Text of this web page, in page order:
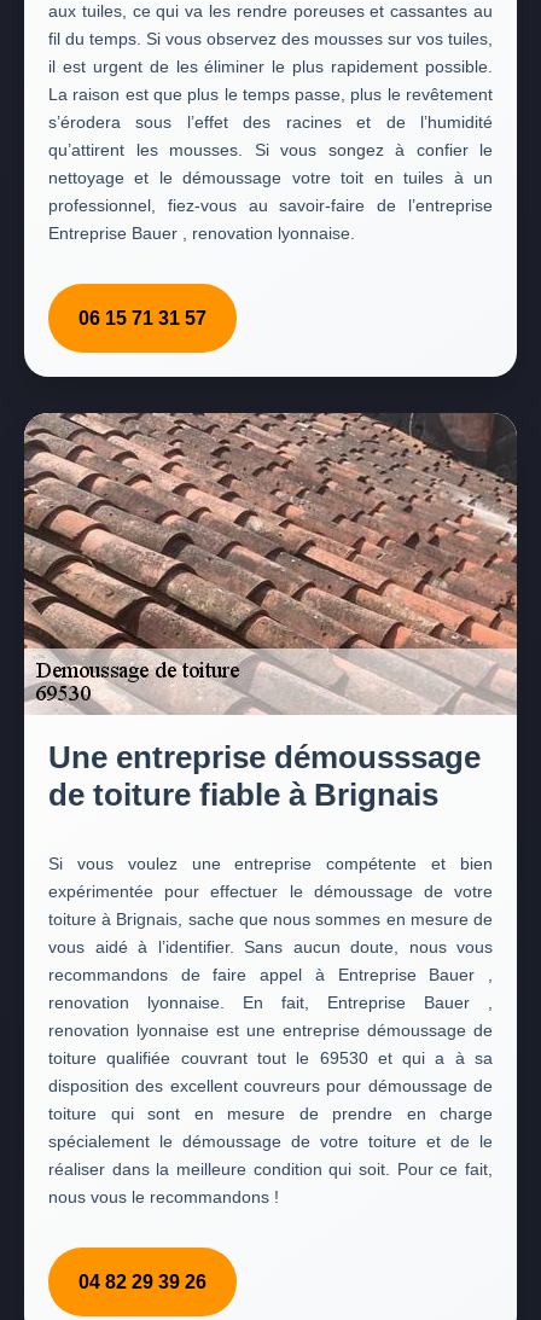
aux tuiles, ce qui va les rendre poreuses et cassantes au
fil du temps. Si vous observez des mousses sur vos tuiles,
il est urgent de les éliminer le plus rapidement possible.
La raison est que plus le temps passe, plus le revêtement
s’érodera sous l’effet des racines et de l’humidité
qu’attirent les mousses. Si vous songez à confier le
nettoyage et le démoussage votre toit en tuiles à un
professionnel, fiez-vous au savoir-faire de l’entreprise
Entreprise Bauer , renovation lyonnaise.
06 15 71 31 57
Une entreprise démousssage
de toiture fiable à Brignais
Si vous voulez une entreprise compétente et bien
expérimentée pour effectuer le démoussage de votre
toiture à Brignais, sache que nous sommes en mesure de
vous aidé à l’identifier. Sans aucun doute, nous vous
recommandons de faire appel à Entreprise Bauer ,
renovation lyonnaise. En fait, Entreprise Bauer ,
renovation lyonnaise est une entreprise démoussage de
toiture qualifiée couvrant tout le 69530 et qui a à sa
disposition des excellent couvreurs pour démoussage de
toiture qui sont en mesure de prendre en charge
spécialement le démoussage de votre toiture et de le
réaliser dans la meilleure condition qui soit. Pour ce fait,
nous vous le recommandons !
04 82 29 39 26